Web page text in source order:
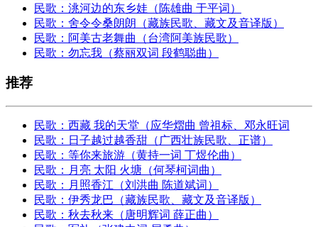
民歌：洮河边的东乡娃（陈雄曲 于平词）
民歌：舍令令桑朗朗（藏族民歌、藏文及音译版）
民歌：阿美古老舞曲（台湾阿美族民歌）
民歌：勿忘我（蔡丽双词 段鹤聪曲）
推荐
民歌：西藏 我的天堂（应华熠曲 曾祖标、邓永旺词
民歌：日子越过越香甜（广西壮族民歌、正谱）
民歌：等你来旅游（黄持一词 丁煜伦曲）
民歌：月亮 太阳 火塘（何琴柯词曲）
民歌：月照香江（刘洪曲 陈道斌词）
民歌：伊秀龙巴（藏族民歌、藏文及音译版）
民歌：秋去秋来（唐明辉词 薛正曲）